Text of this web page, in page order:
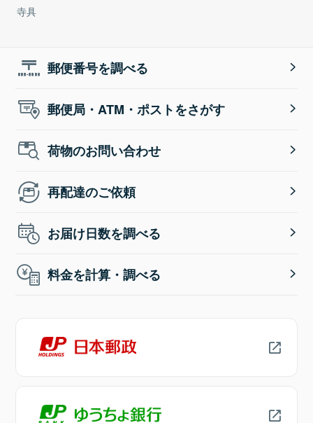
寺具
郵便番号を調べる
郵便局・ATM・ポストをさがす
荷物のお問い合わせ
再配達のご依頼
お届け日数を調べる
料金を計算・調べる